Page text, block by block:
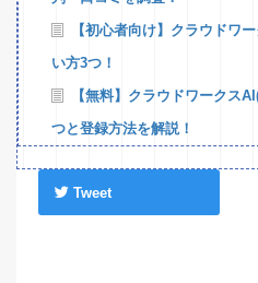
【初心者向け】クラウドワ
い方3つ！
【無料】クラウドワークス
つと登録方法を解説！
Tweet